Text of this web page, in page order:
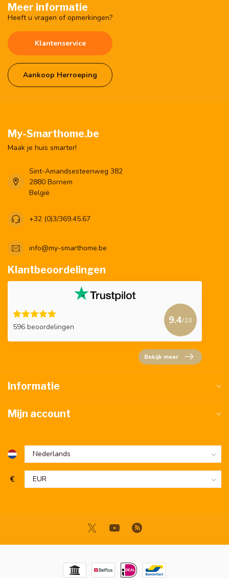
Meer informatie
Heeft u vragen of opmerkingen?
Klantenservice
Aankoop Herroeping
My-Smarthome.be
Maak je huis smarter!
Sint-Amandsesteenweg 382
2880 Bornem
België
+32 (0)3/369.45.67
info@my-smarthome.be
Klantbeoordelingen
596 beoordelingen
9.4/10
Bekijk meer
Informatie
Mijn account
€